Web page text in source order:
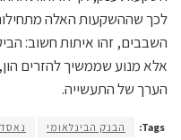
לכך שההשקעות האלה
אלא מנוע שממשיך להזרים
הערך של התעשייה.
Tags: הבנק הבינלאומי